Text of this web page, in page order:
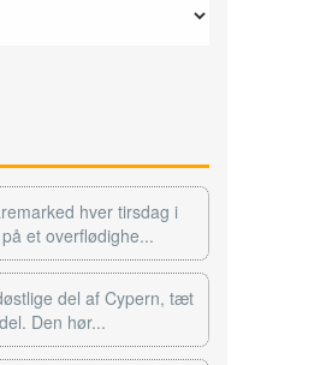
hver tirsdag i
et overflødighe...
del af Cypern, tæt
Den hør...